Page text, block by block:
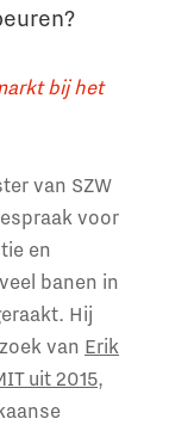
bij het
van SZW
voor
en
banen in
Hij
van Erik
uit 2015,